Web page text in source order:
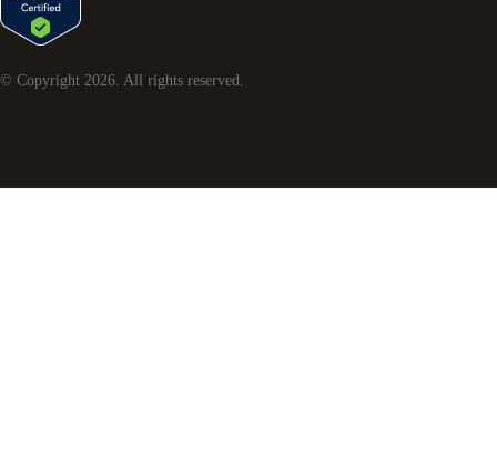
© Copyright 2026. All rights reserved.